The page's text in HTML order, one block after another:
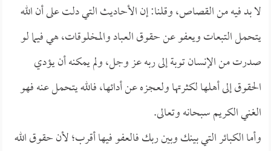
لا بد فيه من القصاص، وقلنا: إن الأحاديث التي دلت على أن الله
يتحمل التبعات ويعفو عن حقوق العباد والمخلوقات، هي فيما لو
صدرت من الإنسان توبة إلى ربه عز وجل، ولم يمكنه أن يؤدي
الحقوق إلى أهلها لكثرتها ولعجزه عن أدائها، فالله يتحمل عنه فهو
الغني الكريم سبحانه وتعالى.
وأما الكبائر التي بينك وبين ربك فالعفو فيها أقرب؛ لأن حقوق الله